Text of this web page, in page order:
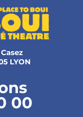
LYON
00